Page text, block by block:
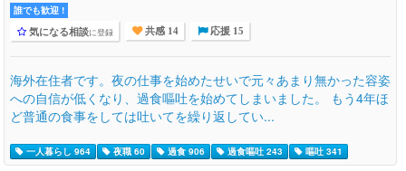
誰でも歓迎 !
気になる相談に登録 共感 14 応援 15
海外在住者です。夜の仕事を始めたせいで元々あまり無かった容姿
への自信が低くなり、過食嘔吐を始めてしまいました。 もう4年ほ
ど普通の食事をしては吐いてを繰り返してい...
一人暮らし 964 夜職 60 過食 906 過食嘔吐 243 嘔吐 341